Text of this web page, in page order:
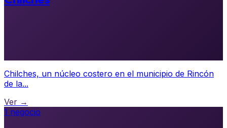
Chilches, un núcleo costero en el municipio de Rincón
de la...
Ver →
1 negocio